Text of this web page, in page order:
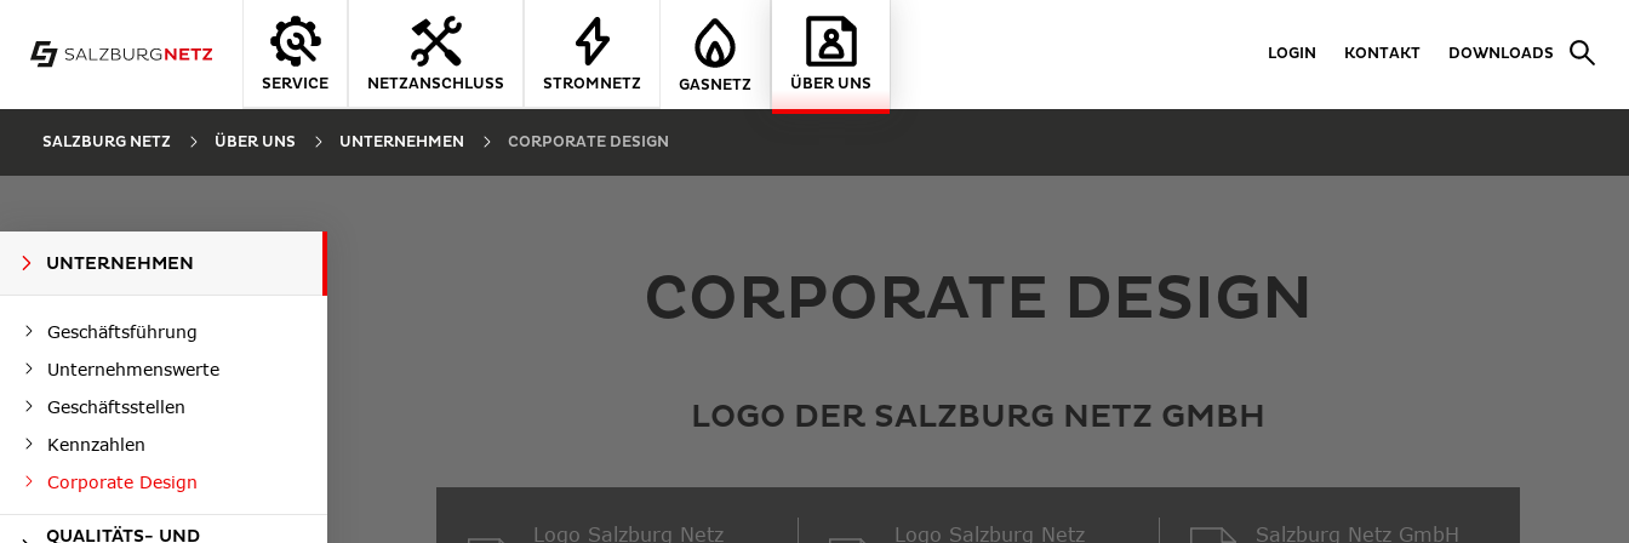
SERVICE NETZANSCHLUSS STROMNETZ GASNETZ ÜBER UNS
LOGIN KONTAKT DOWNLOADS
SALZBURG NETZ ÜBER UNS UNTERNEHMEN CORPORATE DESIGN
UNTERNEHMEN
Geschäftsführung
Unternehmenswerte
Geschäftsstellen
Kennzahlen
Corporate Design
QUALITÄTS- UND
CORPORATE DESIGN
LOGO DER SALZBURG NETZ GMBH
Logo Salzburg Netz
Logo Salzburg Netz
Salzburg Netz GmbH